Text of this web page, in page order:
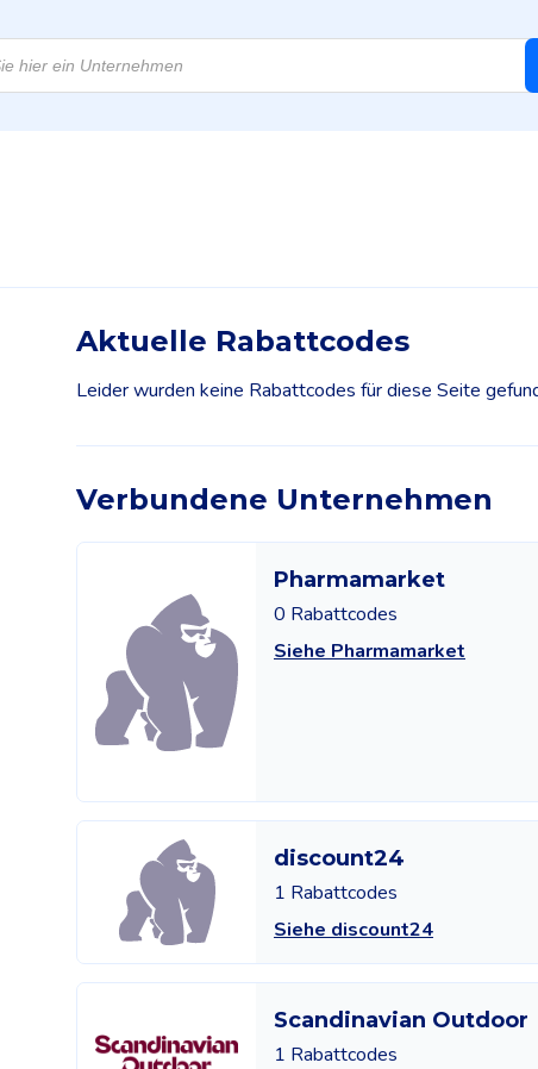
Aktuelle Rabattcodes
Leider wurden keine Rabattcodes für diese Seite
Verbundene Unternehmen
Pharmamarket
0 Rabattcodes
Siehe Pharmamarket
discount24
1 Rabattcodes
Siehe discount24
Scandinavian Outdoor
1 Rabattcodes